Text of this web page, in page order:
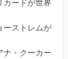
カードが世界
ーストレムが
ナ・クーカー